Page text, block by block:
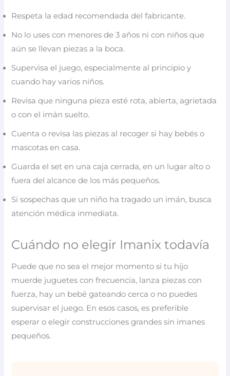
Respeta la edad recomendada del fabricante.
No lo uses con menores de 3 años ni con niños que
aún se llevan piezas a la boca.
Supervisa el juego, especialmente al principio y
cuando hay varios niños.
Revisa que ninguna pieza esté rota, abierta, agrietada
o con el imán suelto.
Cuenta o revisa las piezas al recoger si hay bebés o
mascotas en casa.
Guarda el set en una caja cerrada, en un lugar alto o
fuera del alcance de los más pequeños.
Si sospechas que un niño ha tragado un imán, busca
atención médica inmediata.
Cuándo no elegir Imanix todavía
Puede que no sea el mejor momento si tu hijo
muerde juguetes con frecuencia, lanza piezas con
fuerza, hay un bebé gateando cerca o no puedes
supervisar el juego. En esos casos, es preferible
esperar o elegir construcciones grandes sin imanes
pequeños.